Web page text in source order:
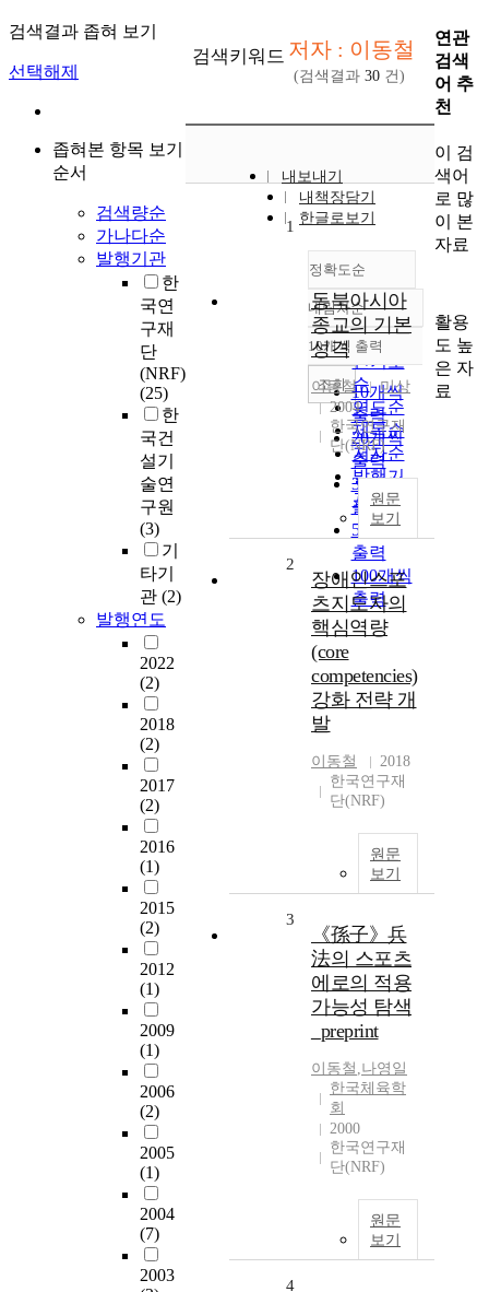
검색결과 좁혀 보기
선택해제
좁혀본 항목 보기
순서
검색량순
가나다순
발행기관
한
국연
구재
단
(NRF)
(25)
한
국건
설기
술연
구원
(3)
기
타기
관 (2)
발행연도
2022
(2)
2018
(2)
2017
(2)
2016
(1)
2015
(2)
2012
(1)
2009
(1)
2006
(2)
2005
(1)
2004
(7)
2003
검색키워드 저자 : 이동철
(검색결과 30 건)
내보내기
내책장담기
한글로보기
정확도순
정확도
순
인기도
순
연도순
제목순
저자순
발행기
관순
내림차순
내림차순
10개씩 출력
10개씩
출력
20개씩
출력
30개씩
출력
50개씩
출력
100개씩
출력
조회
1
동북아시아
종교의 기본
성격
이동철
미상
2004
한국연구재
단(NRF)
원문
보기
2
장애인스포
츠지도자의
핵심역량
(core
competencies)
강화 전략 개
발
이동철
2018
한국연구재
단(NRF)
원문
보기
3
《孫子》兵
法의 스포츠
에로의 적용
가능성 탐색
_preprint
이동철 ,나영일
한국체육학
회
2000
한국연구재
단(NRF)
원문
보기
4
연관
검색
어 추
천
이 검
색어
로 많
이 본
자료
활용
도 높
은 자
료